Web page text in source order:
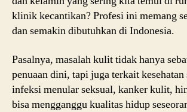
klinik kecantikan? Profesi ini memang
dan semakin dibutuhkan di Indonesia.
Pasalnya, masalah kulit tidak hanya
penuaan dini, tapi juga terkait kesehatan
infeksi menular seksual, kanker kulit,
bisa mengganggu kualitas hidup